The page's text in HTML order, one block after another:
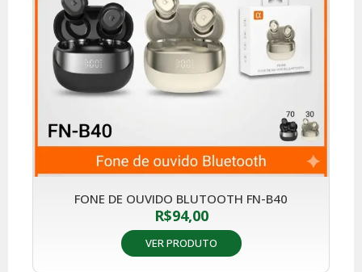
FONE DE OUVIDO BLUTOOTH FN-B40
R$94,00
VER PRODUTO